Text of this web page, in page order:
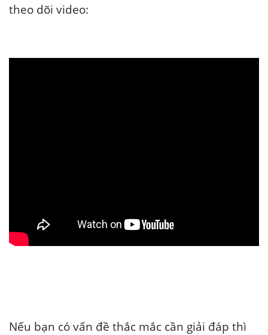
theo dõi video:
Nếu bạn có vấn đề thắc mắc cần giải đáp thì